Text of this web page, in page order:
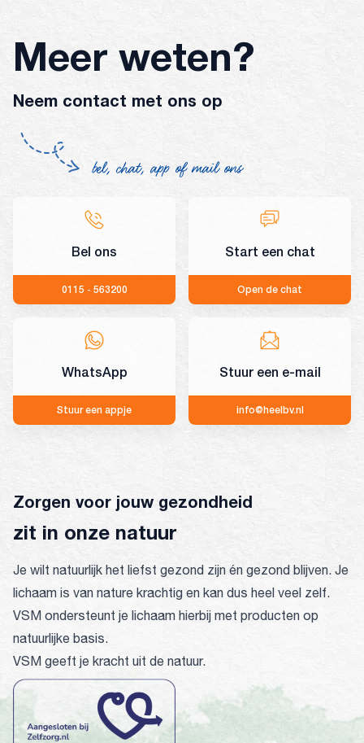
Meer weten?
Neem contact met ons op
bel, chat, app of mail ons
Bel ons
0115 - 563200
Start een chat
Open de chat
WhatsApp
Stuur een appje
Stuur een e-mail
info@heelbv.nl
Zorgen voor jouw gezondheid
zit in onze natuur
Je wilt natuurlijk het liefst gezond zijn én gezond blijven. Je
lichaam is van nature krachtig en kan dus heel veel zelf.
VSM ondersteunt je lichaam hierbij met producten op
natuurlijke basis.
VSM geeft je kracht uit de natuur.